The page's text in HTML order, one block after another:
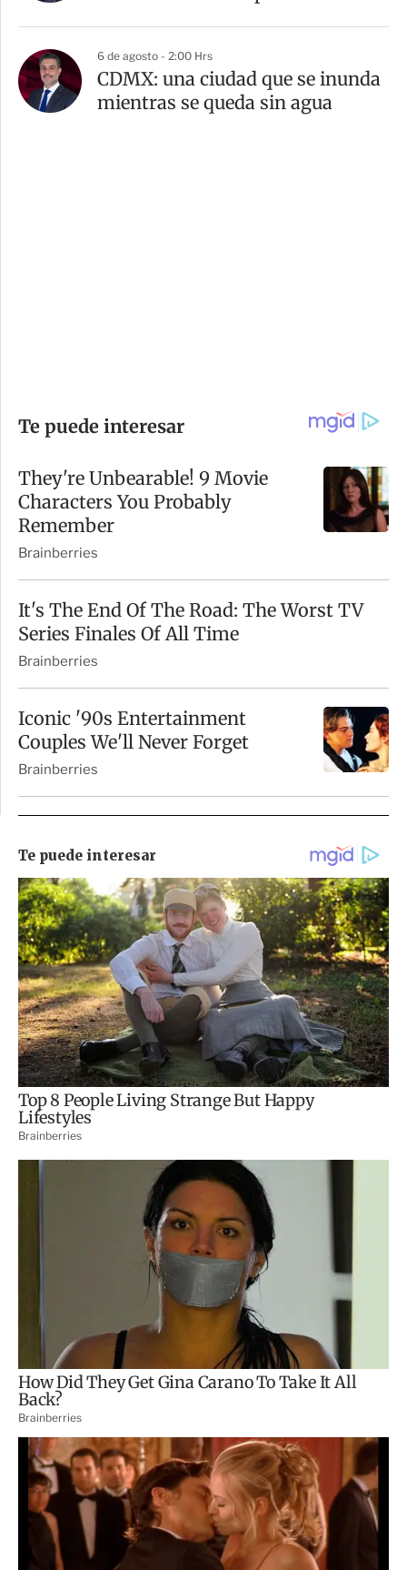
6 de agosto - 2:00 Hrs
CDMX: una ciudad que se inunda
mientras se queda sin agua